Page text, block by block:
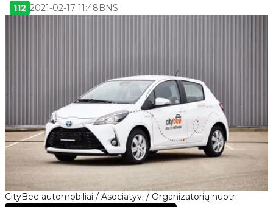
CityBee automobiliai / Asociatyvi / Organizatorių nuotr.
112 2021-02-17 11:48BNS